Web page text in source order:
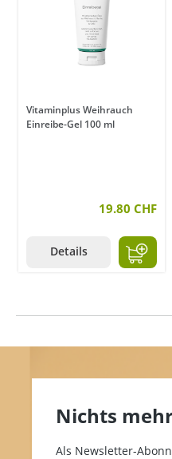
Vitaminplus Weihrauch
Einreibe-Gel 100 ml
19.80 CHF
Details
Nichts
Als Newsletter-